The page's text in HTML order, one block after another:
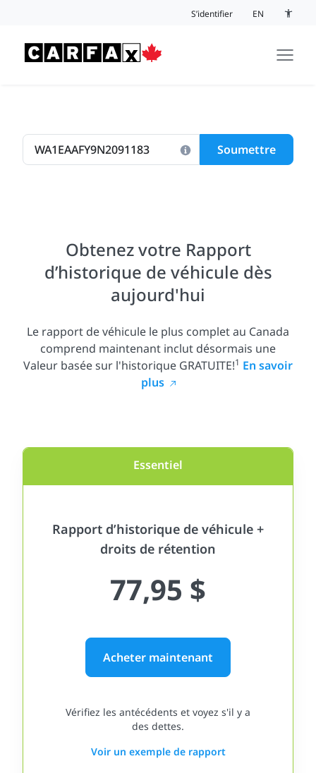
S’identifier
EN
Soumettre
Obtenez votre Rapport
d’historique de véhicule dès
aujourd'hui
Le rapport de véhicule le plus complet au Canada
comprend maintenant inclut désormais une
Valeur basée sur l'historique GRATUITE!1 En savoir
plus
Essentiel
Rapport d’historique de véhicule +
droits de rétention
77,95 $
Acheter maintenant
Vérifiez les antécédents et voyez s'il y a
des dettes.
Voir un exemple de rapport